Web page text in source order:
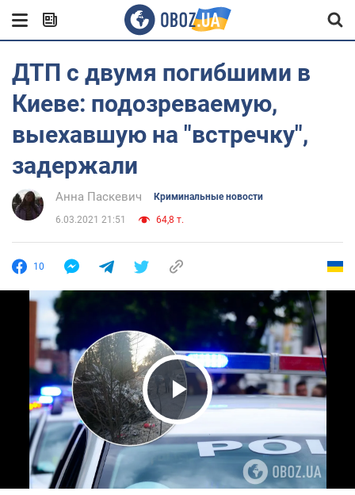
ДТП с двумя погибшими в
Киеве: подозреваемую,
выехавшую на "встречку",
задержали
Анна Паскевич Криминальные новости
6.03.2021 21:51 64,8 т.
10
Play Video